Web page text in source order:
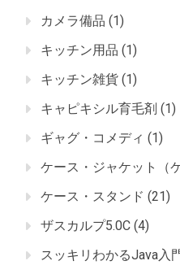
カメラ備品 (1)
キッチン用品 (1)
キッチン雑貨 (1)
キャピキシル育毛剤 (1)
ギャグ・コメディ (1)
ケース・ジャケット（
ケース・スタンド (21)
ザスカルプ5.0C (4)
スッキリわかるJava入